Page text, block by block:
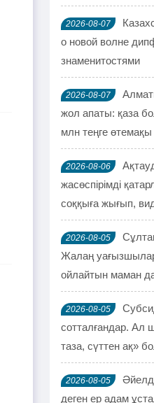
2026-08-07
о новой волне
знаменитостями
2026-08-07
жол апаты: қаза
млн теңге өтемақы
2026-08-06
жасөспірімді
соққыға жығып,
2026-08-05
Жалаң
ойлайтын маман
2026-08-05
сотталғандар. Ал
таза, сүттен ақ»
2026-08-05
деген ер адам